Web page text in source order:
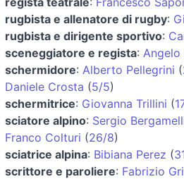
rugbista e allenatore di rugby:
rugbista e dirigente sportivo:
sceneggiatore e regista:
schermidore: Alberto Pellegrini (
Daniele Crosta (5/5)
schermitrice: Giovanna Trillini (
sciatore alpino: Sergio
Franco Colturi (26/8)
sciatrice alpina: Bibiana Perez (
scrittore e paroliere: Fabrizio